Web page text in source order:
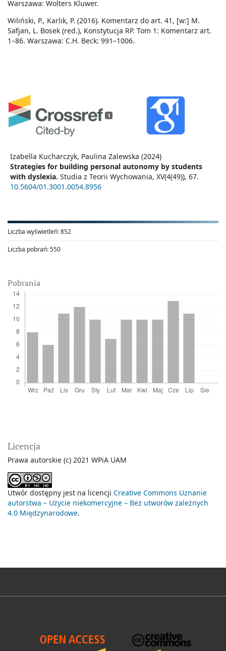
1
Izabella Kucharczyk, Paulina Zalewska (2024)
Strategies for building personal autonomy by students
with dyslexia. Studia z Teorii Wychowania, XV(4(49)), 67.
10.5604/01.3001.0054.8956
Liczba wyświetleń:852
Liczba pobrań:550
Pobrania
Warszawa: Wolters Kluwer.
Wiliński, P., Karlik, P. (2016). Komentarz do art. 41, [w:] M.
Safjan, L. Bosek (red.), Konstytucja RP. Tom 1: Komentarz art.
1–86. Warszawa: C.H. Beck: 991–1006.
Licencja
Prawa autorskie (c) 2021 WPiA UAM
Utwór dostępny jest na licencji Creative Commons Uznanie
autorstwa – Użycie niekomercyjne – Bez utworów zależnych
4.0 Międzynarodowe.